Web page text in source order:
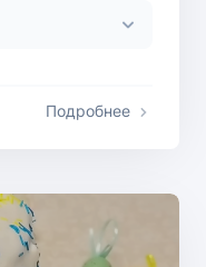
Подробнее